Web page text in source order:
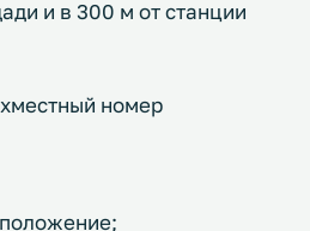
и в 300 м от станции
номер